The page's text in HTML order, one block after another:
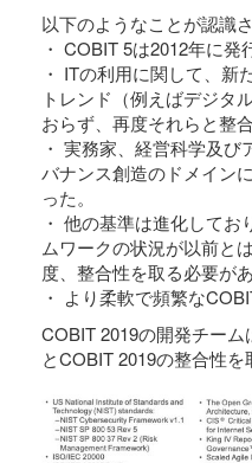
以下のようなことが認識さ
・ COBIT 5は2012年に発
・ ITの利用に関して、新
トレンド（例えばデジタ
おらず、再度それらと整
・ 実務家、経営科学及
バナンス創造のドメイン
った。
・ 他の基準は進化して
ムワークの状況が以前と
度、整合性を取る必要があ
・ より柔軟で頻繁な
COBIT 2019の開発チー
とCOBIT 2019の整合性を